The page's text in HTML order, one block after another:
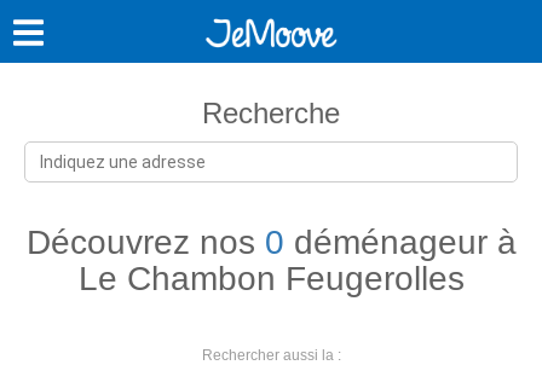
Recherche
Découvrez nos 0 déménageur à
Le Chambon Feugerolles
Rechercher aussi la :